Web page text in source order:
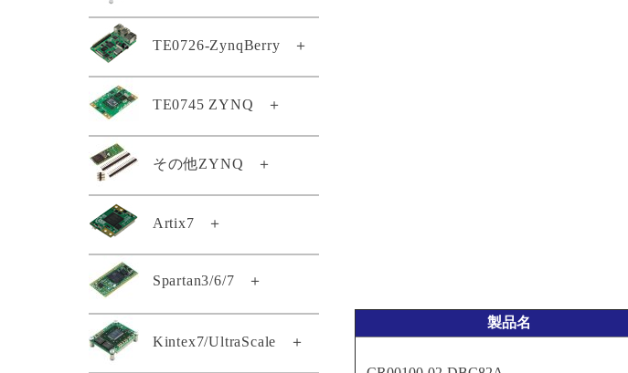
TEI0022-03
TEI0024-01
TEI0050-01-AAH13A
TEI0187-01-T4E11-A
TEI1000-01-ADI11-A
TEI1000-02-A3I11-A
TEIB0006-03-A
TEB1000-02-A
TEB2000-01-T001
TEBA0714-01
TEBA0841-02
TEBB0714-01
TEBF0808-05
TEBF0818-02A
TEBT0782-01
TEBT0782-01A
TEBT0808-02
TE0803-04-4DE21-L
TE0803-04-4GE21-L
TE0803-04-5DE11-A
TE0803-04-5DI21-A
TE0807-03-7DI21-A
TE0807-03-7DI24-A
TE0807-04-4BE81-AK
TE0807-04-7DE81-A
TE0808-05-6BE81-F
TE0808-05-9BE21-F
TE0808-05-9BE21-LZ
TE0808-05-9BE81-A
TE0808-05-9BE81-E
TE0808-05-9BE81-EK
TE0808-05-9GI21-A
TE0808-05-9GI21-AS
TE0808-05-9GI21-E
TE0808-05-9GI81-E
TE0808-05-9GI81-EK
TE0808-05-BBE21-AS
TE0820-05-2AE81MA
TE0820-05-2AI21MA
TE0820-05-2AI81MA
TE0820-05-2BE81MA
TE0820-05-2BE81ML
TE0820-05-2BI21MA
TE0820-05-2BI81MA
TE0820-05-2BI81ML
TE0820-05-3AE21MA
TE0820-05-3AE81MA
TE0820-05-3BE21MA
TE0820-05-3BE81MA
TE0802-02-2AEV2-A
TE0812-02-EIVEFM2
TE0812-02-EM2
TE0813-01-4DE11-AZ
TE0813-02-2AE81-A
TE0813-02-2BE81-A
TE0813-02-3AE81-A
TE0813-02-3BE81-A
TE0813-02-3BE81-AS
TE0813-02-4AE81-A
TE0813-02-4BE81-A
TE0813-02-4BE81-AK
TE0720-04-62I33MA
GigaZee TRENZ-LSHM150
GigaZee TRENZ-LSHM130
GigaZee TRENZ付属品セット
TE0720-03-64I63MA
TE0720-04-31C33MA
TE0720-04-61C33MA
TE0720-04-61C33MAS
TE0720-04-61C33RA
TE0720-04-61C530A
TE0720-04-61Q33MA
TE0726-ZynqBerry ＋
TE0726-03-11C64-A
TE0726-03-41C64-A
TE0726-03-41C74-R
TE0726-04-41C94-A
Zynqberryスタータキット・ライ
TE0745 ZYNQ ＋
TE0745-02-71I31-A
TE0745-02-72I33-A
TE0745-02-92I31-F
TE0745-03-71I31-A
TE0745-03-71I31-AK
TE0745-03-72I31-A
TE0745-03-81C31-A
その他ZYNQ ＋
TE0722-02-07S-1C
TE0722-04-41C-4-A
TE0722-04-41I-4-A
TE0723-03-11C64-A
TE0723-03-41C64-A
Artix7 ＋
TE0714-02-50-2I
TE0710-03-42C21-A
TE0710-03-42I21-A
Spartan3/6/7 ＋
TE0140-04A
TE0140-04BA
Kintex7/UltraScale ＋
製品名